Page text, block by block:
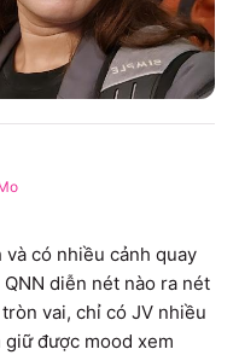
có nhiều cảnh quay
diễn nét nào ra nét
vai, chỉ có JV nhiều
giữ được mood xem